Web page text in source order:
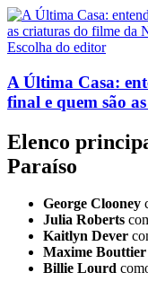
Escolha do editor
A Última Casa:
final e quem são
Elenco
Paraíso
George Clooney
Julia Roberts
Kaitlyn Dever
Maxime Bouttier
Billie Lourd